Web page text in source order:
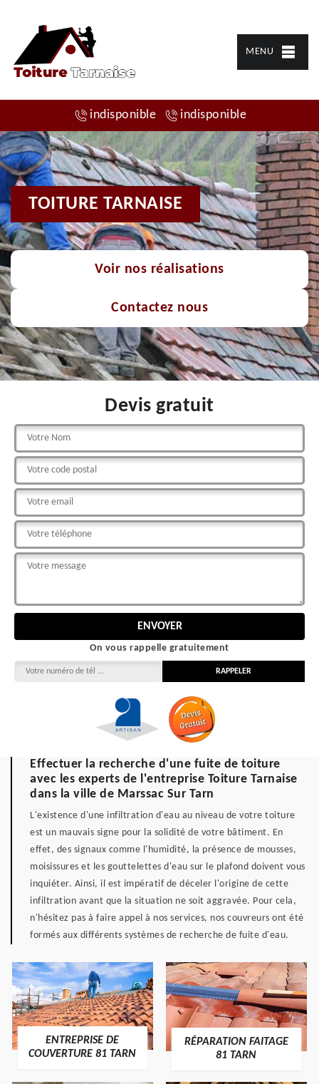
MENU
indisponible indisponible
TOITURE TARNAISE
Voir nos réalisations
Contactez nous
Devis gratuit
On vous rappelle gratuitement
Effectuer la recherche d'une fuite de toiture
avec les experts de l'entreprise Toiture Tarnaise
dans la ville de Marssac Sur Tarn
L'existence d'une infiltration d'eau au niveau de votre toiture
est un mauvais signe pour la solidité de votre bâtiment. En
effet, des signaux comme l'humidité, la présence de mousses,
moisissures et les gouttelettes d'eau sur le plafond doivent vous
inquiéter. Ainsi, il est impératif de déceler l'origine de cette
infiltration avant que la situation ne soit aggravée. Pour cela,
n'hésitez pas à faire appel à nos services, nos couvreurs ont été
formés aux différents systèmes de recherche de fuite d'eau.
ENTREPRISE DE
COUVERTURE 81 TARN
RÉPARATION FAITAGE
81 TARN